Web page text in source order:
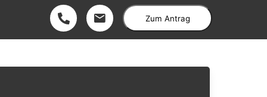
Zum Antrag